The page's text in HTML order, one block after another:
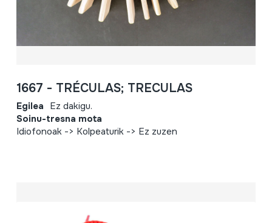
1667 - TRÉCULAS; TRECULAS
Egilea Ez dakigu.
Soinu-tresna mota
Idiofonoak -> Kolpeaturik -> Ez zuzen